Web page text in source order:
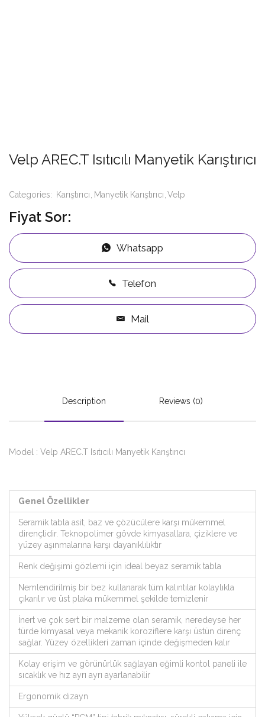
Velp AREC.T Isıtıcılı Manyetik Karıştırıcı
Categories: Karıştırıcı Manyetik Karıştırıcı Velp
Fiyat Sor:
Whatsapp
Telefon
Mail
Description Reviews (0)
Model : Velp AREC.T Isıtıcılı Manyetik Karıştırıcı
Genel Özellikler
Seramik tabla asit, baz ve çözücülere karşı mükemmel
dirençlidir. Teknopolimer gövde kimyasallara, çiziklere ve
yüzey aşınmalarına karşı dayanıklılıktır
Renk değişimi gözlemi için ideal beyaz seramik tabla
Nemlendirilmiş bir bez kullanarak tüm kalıntılar kolaylıkla
çıkarılır ve üst plaka mükemmel şekilde temizlenir
İnert ve çok sert bir malzeme olan seramik, neredeyse her
türde kimyasal veya mekanik koroziflere karşı üstün direnç
sağlar. Yüzey özellikleri zaman içinde değişmeden kalır
Kolay erişim ve görünürlük sağlayan eğimli kontol paneli ile
sıcaklık ve hız ayrı ayrı ayarlanabilir
Ergonomik dizayn